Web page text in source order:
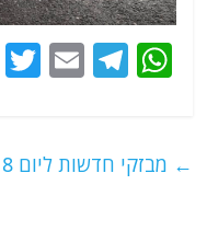
W
s
T
g
E
l ← מבזקי חדשות ליום 9-12-2018.מתעדכן